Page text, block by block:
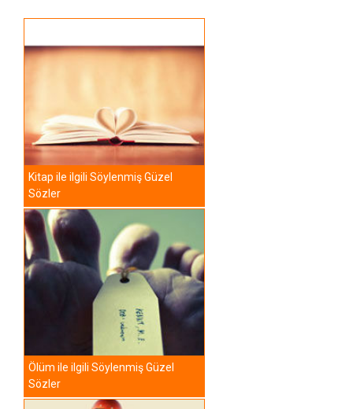
Kitap ile ilgili Söylenmiş Güzel
Sözler
Ölüm ile ilgili Söylenmiş Güzel
Sözler